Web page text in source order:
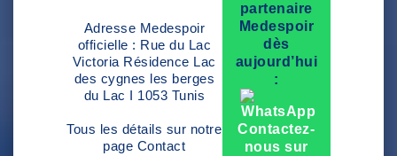
Adresse Medespoir
officielle : Rue du Lac
Victoria Résidence Lac
des cygnes les berges
du Lac I 1053 Tunis
Tous les détails sur notre
page Contact
partenaire
Medespoir
dès
aujourd’hui
:
Contactez-
nous sur